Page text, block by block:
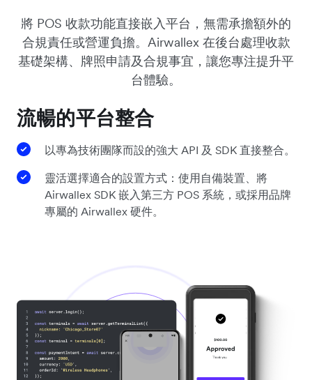
將 POS 收款功能直接嵌入平台，無需承擔額外的
合規責任或營運負擔。Airwallex 在後台處理收款
基礎架構、牌照申請及合規事宜，讓您專注提升平
台體驗。
流暢的平台整合
以專為技術團隊而設的強大 API 及 SDK 直接整合。
靈活選擇適合的設置方式：使用自備裝置、將
Airwallex SDK 嵌入第三方 POS 系統，或採用品牌
專屬的 Airwallex 硬件。